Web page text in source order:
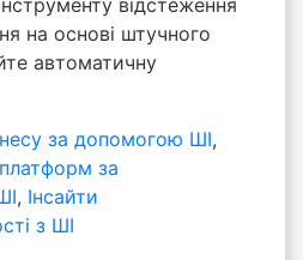
відстеження
на основі штучного
автоматичну
за допомогою ШІ,
за
, Інсайти
з ШІ